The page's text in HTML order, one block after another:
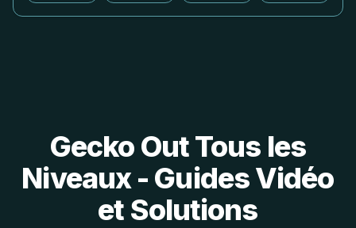
Gecko Out Tous les
Niveaux - Guides Vidéo
et Solutions